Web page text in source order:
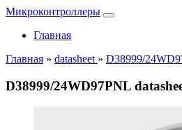
Микроконтроллеры
Главная
Главная » datasheet » D38999/
D38999/24WD97PNL